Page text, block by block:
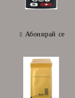
Абонирай се